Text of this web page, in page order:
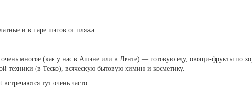
и в паре шагов от пляжа.
многое (как у нас в Ашане или в Ленте) — готовую еду, овощи-фрукты по
техники (в Теско), всяческую бытовую химию и косметику.
тут очень часто.